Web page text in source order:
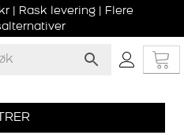
| Rask levering | Flere